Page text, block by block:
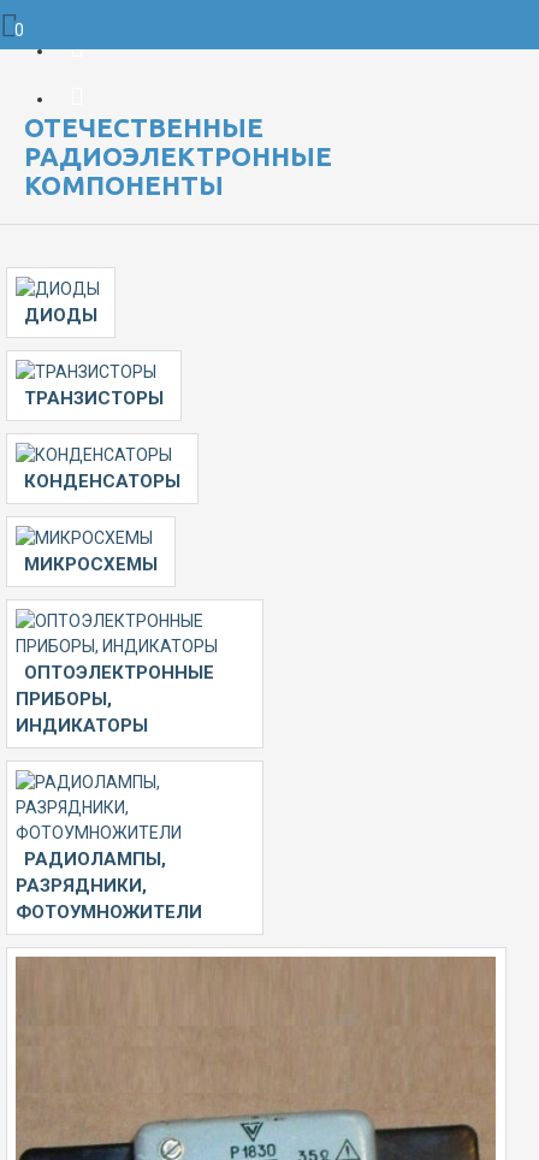
0
ОТЕЧЕСТВЕННЫЕ
РАДИОЭЛЕКТРОННЫЕ
КОМПОНЕНТЫ
ДИОДЫ
ТРАНЗИСТОРЫ
КОНДЕНСАТОРЫ
МИКРОСХЕМЫ
ОПТОЭЛЕКТРОННЫЕ
ПРИБОРЫ,
ИНДИКАТОРЫ
РАДИОЛАМПЫ,
РАЗРЯДНИКИ,
ФОТОУМНОЖИТЕЛИ